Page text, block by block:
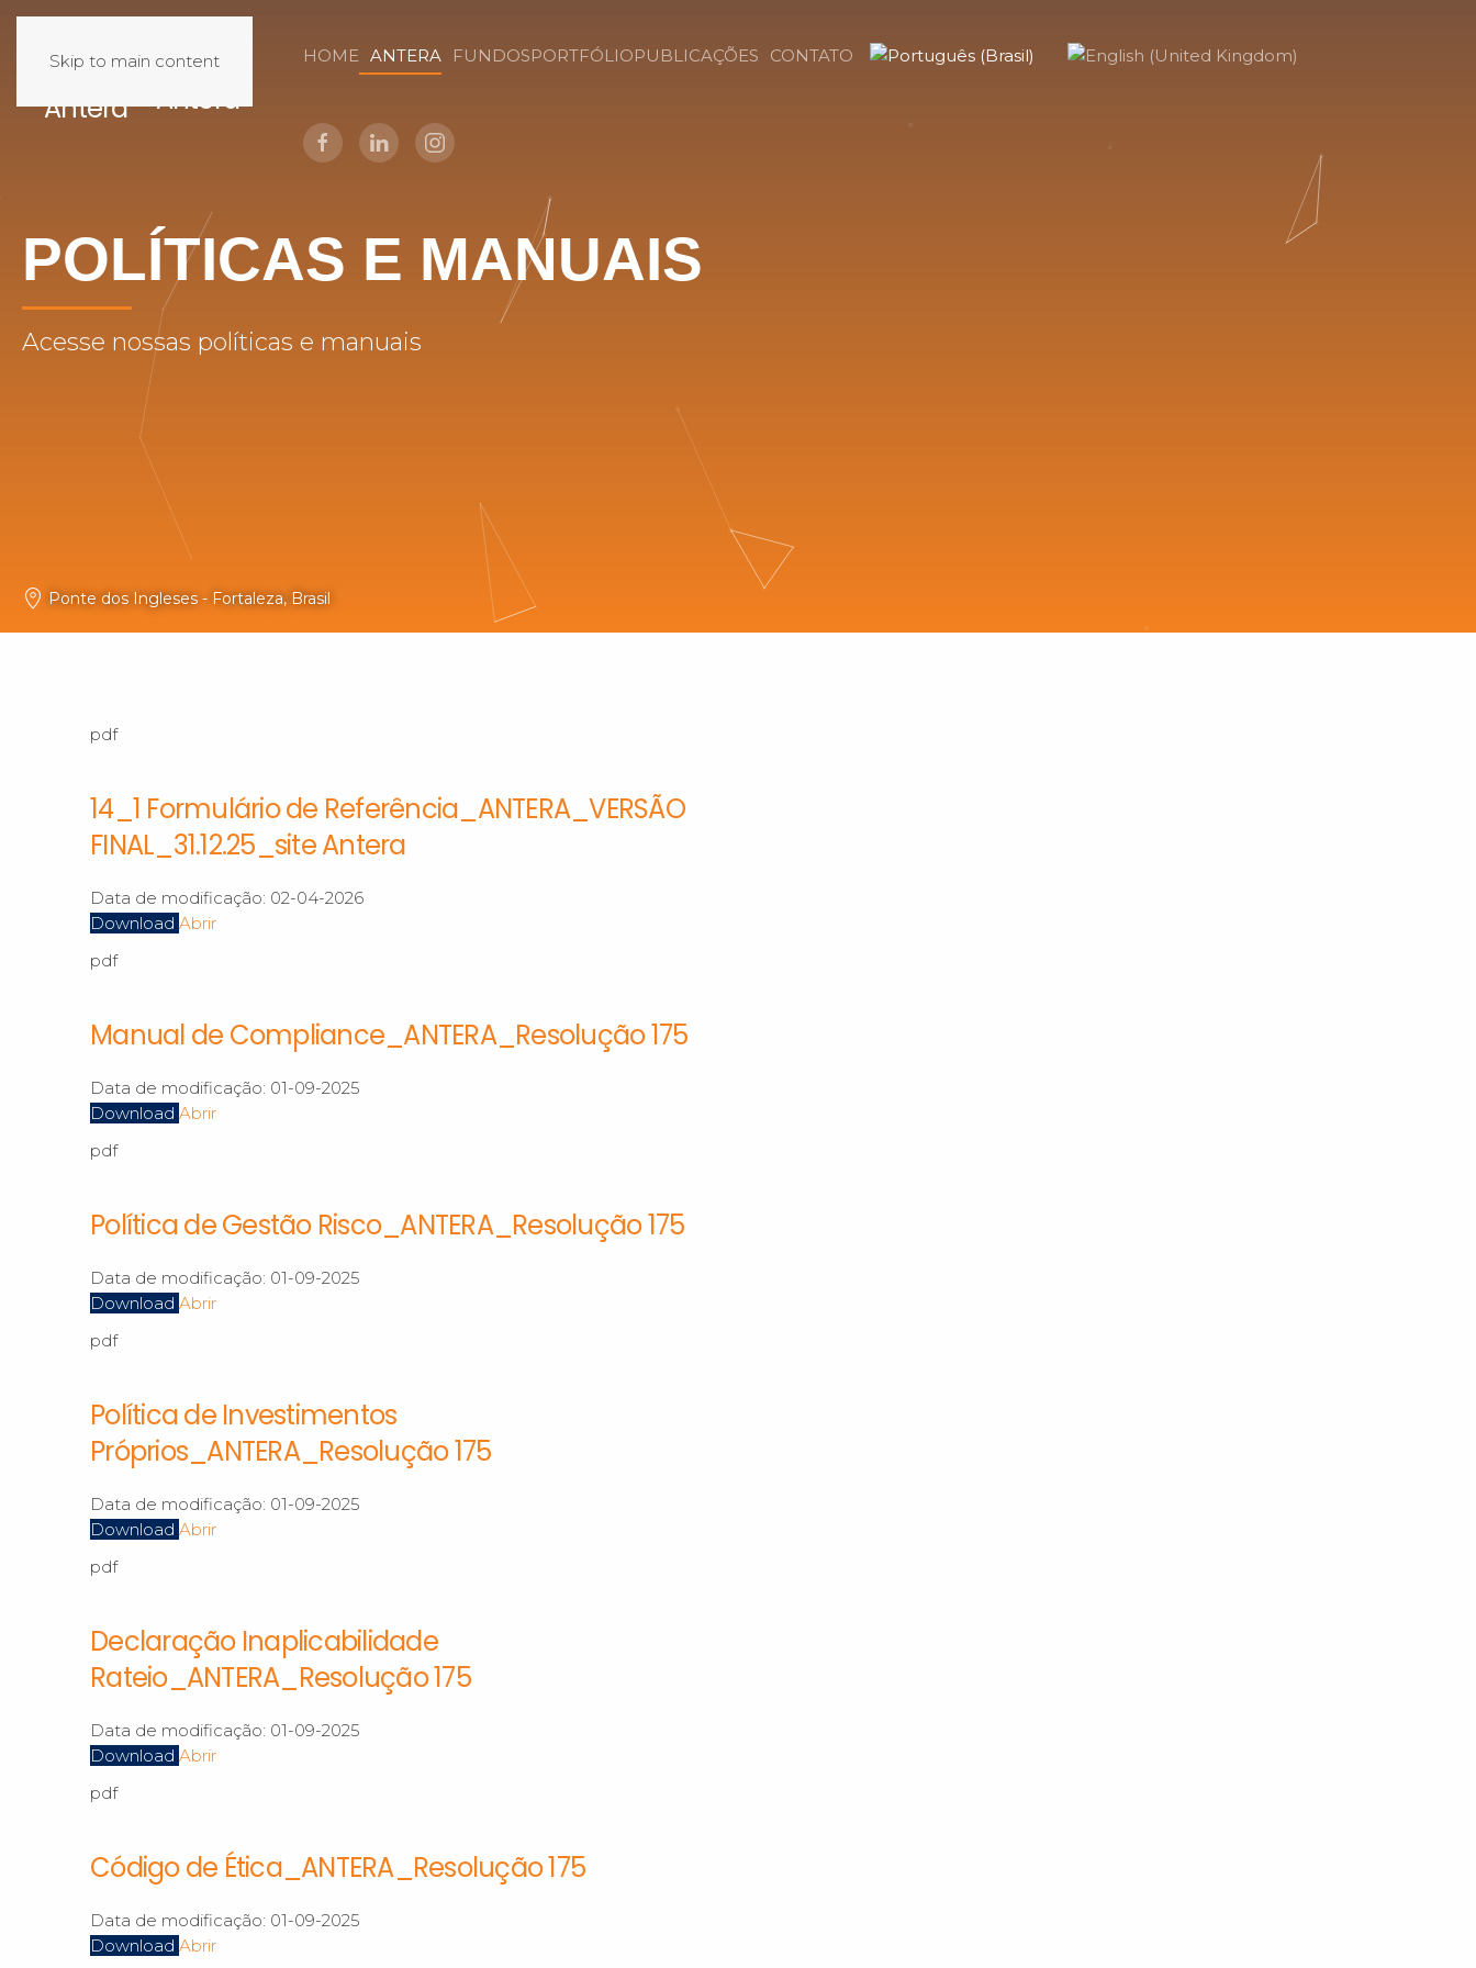
Skip to main content HOME ANTERA FUNDOSPORTFÓLIOPUBLICAÇÕES CONTATO
POLÍTICAS E MANUAIS
Acesse nossas políticas e manuais
Ponte dos Ingleses - Fortaleza, Brasil
pdf
14_1 Formulário de Referência_ANTERA_VERSÃO
FINAL_31.12.25_site Antera
Data de modificação: 02-04-2026
Download Abrir
pdf
Manual de Compliance_ANTERA_Resolução 175
Data de modificação: 01-09-2025
Download Abrir
pdf
Política de Gestão Risco_ANTERA_Resolução 175
Data de modificação: 01-09-2025
Download Abrir
pdf
Política de Investimentos
Próprios_ANTERA_Resolução 175
Data de modificação: 01-09-2025
Download Abrir
pdf
Declaração Inaplicabilidade
Rateio_ANTERA_Resolução 175
Data de modificação: 01-09-2025
Download Abrir
pdf
Código de Ética_ANTERA_Resolução 175
Data de modificação: 01-09-2025
Download Abrir